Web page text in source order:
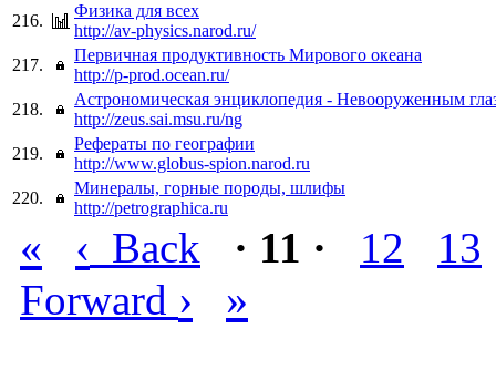
216.
Физика для всех
http://av-physics.narod.ru/
217.
Первичная продуктивность Мирового океана
http://p-prod.ocean.ru/
218.
Астрономическая энциклопедия - Невооруженным
http://zeus.sai.msu.ru/ng
219.
Рефераты по географии
http://www.globus-spion.narod.ru
220.
Минералы, горные породы, шлифы
http://petrographica.ru
« ‹ Back · 11 · 12
13
Forward › »